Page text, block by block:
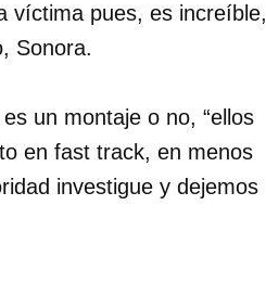
víctima pues, es increíble,
Sonora.
un montaje o no, “ellos
en fast track, en menos
investigue y dejemos